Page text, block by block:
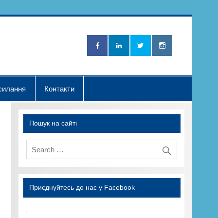
Хвилька"
Контакти
Пошук на сайті
Приєднуйтесь до нас у Facebook